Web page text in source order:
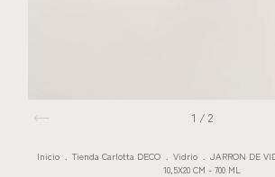
1 / 2
Inicio . Tienda Carlotta DECO . Vidrio . JARRON DE
10,5X20 CM - 700 ML